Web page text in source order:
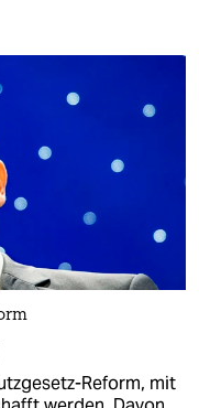
Reform, mit